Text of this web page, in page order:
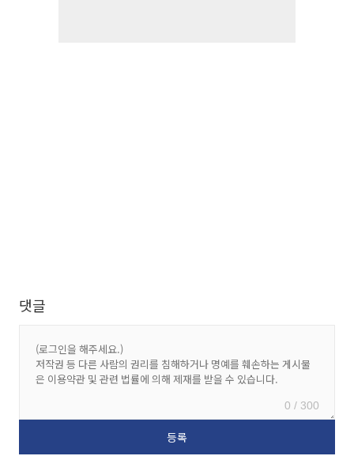
댓글
0 / 300